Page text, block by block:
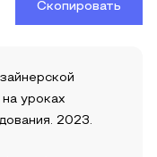
Скопировать
уроках
2023.